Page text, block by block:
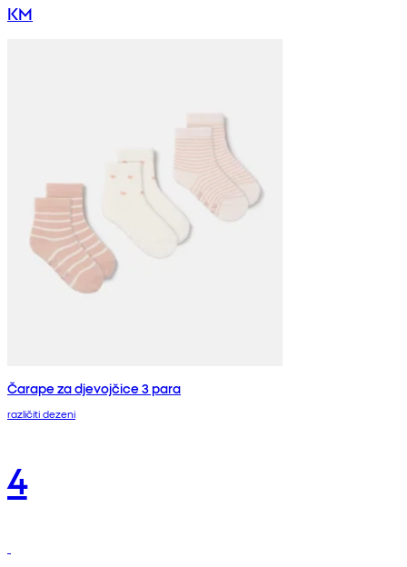
KM
Čarape za djevojčice 3 para
različiti dezeni
4